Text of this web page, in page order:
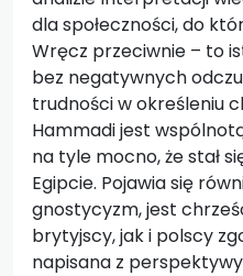
dla społeczności, do
Wręcz przeciwnie – to
bez negatywnych
trudności w określeniu
Hammadi jest
na tyle mocno, że stał
Egipcie. Pojawia się
gnostycyzm, jest
brytyjscy, jak i polscy
napisana z